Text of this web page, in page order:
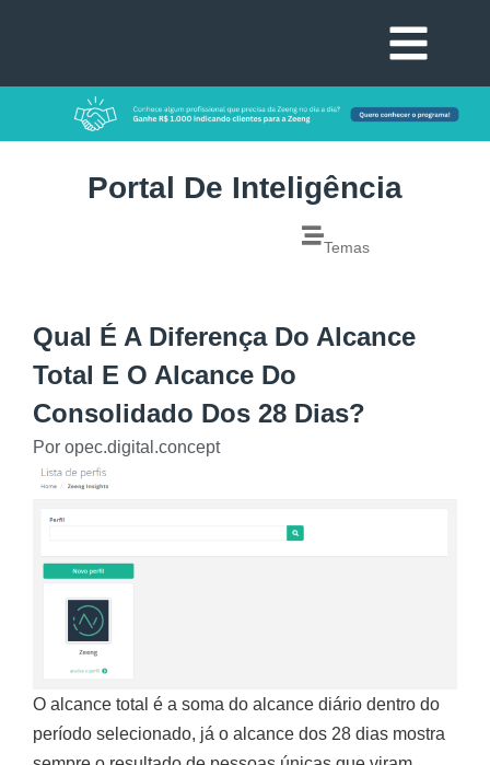
Portal De Inteligência
Temas
Qual É A Diferença Do Alcance
Total E O Alcance Do
Consolidado Dos 28 Dias?
Por opec.digital.concept
O alcance total é a soma do alcance diário dentro do
período selecionado, já o alcance dos 28 dias mostra